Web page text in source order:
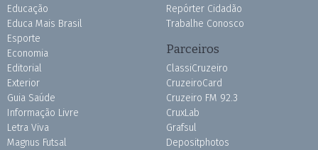
Educação
Educa Mais Brasil
Esporte
Economia
Editorial
Exterior
Guia Saúde
Informação Livre
Letra Viva
Magnus Futsal
Repórter Cidadão
Trabalhe Conosco
Parceiros
ClassiCruzeiro
CruzeiroCard
Cruzeiro FM 92.3
CruxLab
Grafsul
Depositphotos